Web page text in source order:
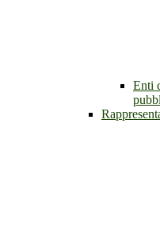
Enti